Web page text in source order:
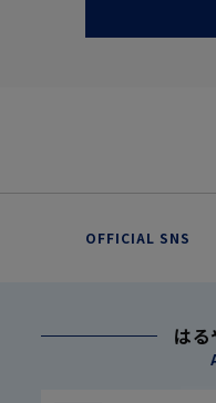
OFFICIAL SNS
は